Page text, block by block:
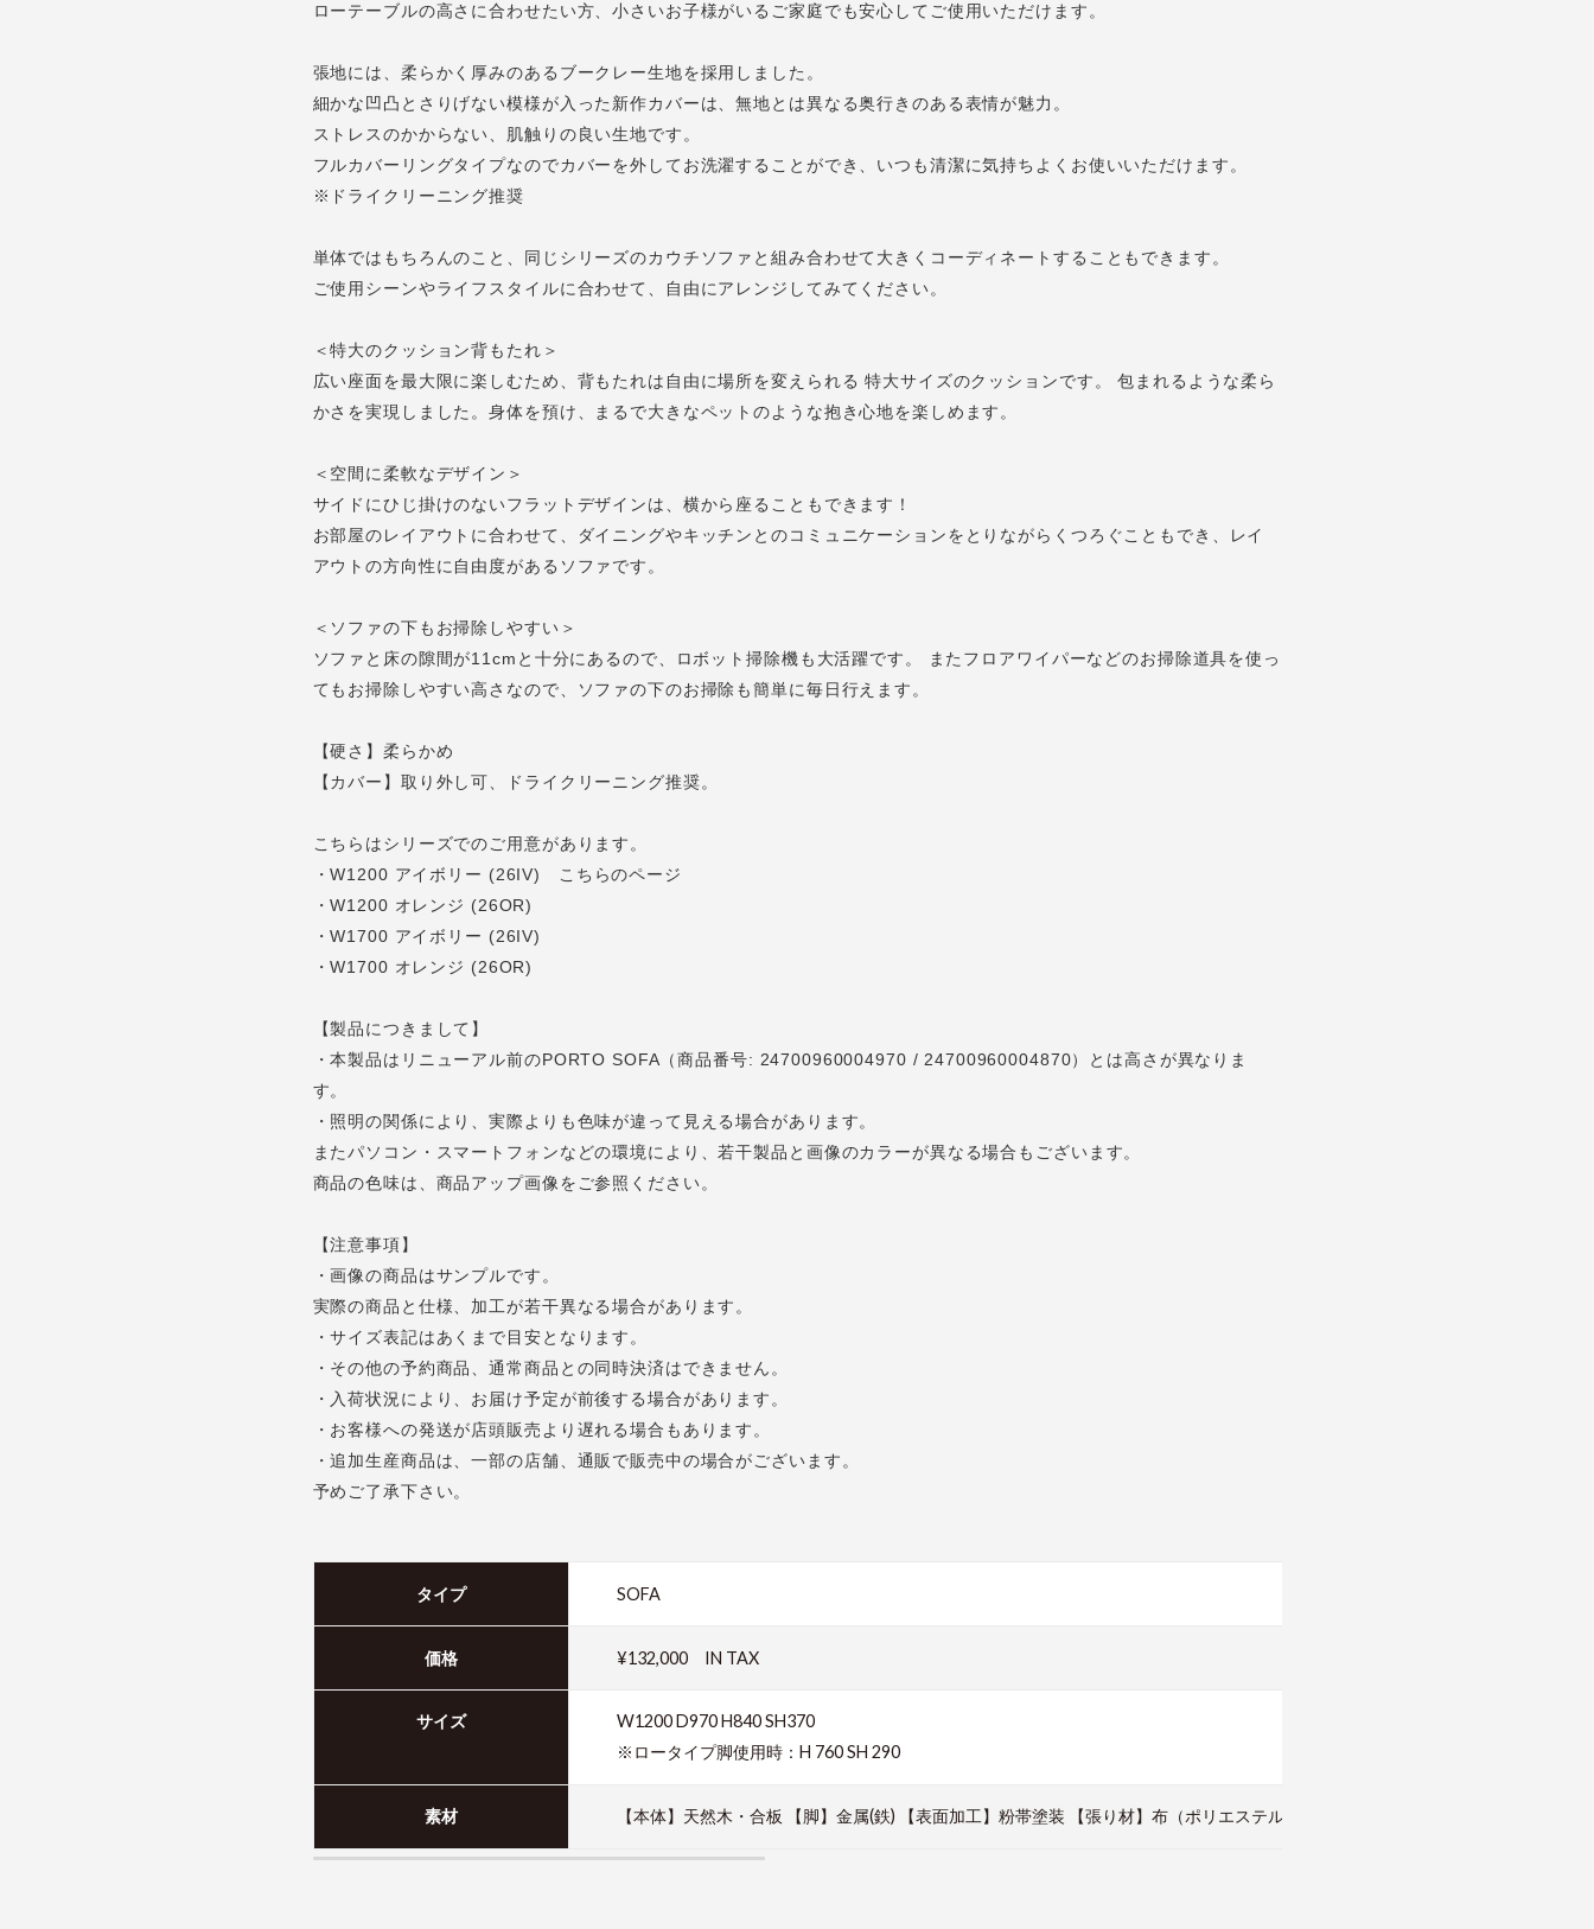
ローテーブルの高さに合わせたい方、小さいお子様がいるご家庭でも安心してご使用いただけます。
張地には、柔らかく厚みのあるブークレー生地を採用しました。
細かな凹凸とさりげない模様が入った新作カバーは、無地とは異なる奥行きのある表情が魅力。
ストレスのかからない、肌触りの良い生地です。
フルカバーリングタイプなのでカバーを外してお洗濯することができ、いつも清潔に気持ちよくお使いいただけます。
※ドライクリーニング推奨
単体ではもちろんのこと、同じシリーズのカウチソファと組み合わせて大きくコーディネートすることもできます。
ご使用シーンやライフスタイルに合わせて、自由にアレンジしてみてください。
＜特大のクッション背もたれ＞
広い座面を最大限に楽しむため、背もたれは自由に場所を変えられる 特大サイズのクッションです。 包まれるような柔ら
かさを実現しました。身体を預け、まるで大きなペットのような抱き心地を楽しめます。
＜空間に柔軟なデザイン＞
サイドにひじ掛けのないフラットデザインは、横から座ることもできます！
お部屋のレイアウトに合わせて、ダイニングやキッチンとのコミュニケーションをとりながらくつろぐこともでき、レイ
アウトの方向性に自由度があるソファです。
＜ソファの下もお掃除しやすい＞
ソファと床の隙間が11cmと十分にあるので、ロボット掃除機も大活躍です。 またフロアワイパーなどのお掃除道具を使っ
てもお掃除しやすい高さなので、ソファの下のお掃除も簡単に毎日行えます。
【硬さ】柔らかめ
【カバー】取り外し可、ドライクリーニング推奨。
こちらはシリーズでのご用意があります。
・W1200 アイボリー (26IV) こちらのページ
・W1200 オレンジ (26OR)
・W1700 アイボリー (26IV)
・W1700 オレンジ (26OR)
【製品につきまして】
・本製品はリニューアル前のPORTO SOFA（商品番号: 24700960004970 / 24700960004870）とは高さが異なりま
す。
・照明の関係により、実際よりも色味が違って見える場合があります。
またパソコン・スマートフォンなどの環境により、若干製品と画像のカラーが異なる場合もございます。
商品の色味は、商品アップ画像をご参照ください。
【注意事項】
・画像の商品はサンプルです。
実際の商品と仕様、加工が若干異なる場合があります。
・サイズ表記はあくまで目安となります。
・その他の予約商品、通常商品との同時決済はできません。
・入荷状況により、お届け予定が前後する場合があります。
・お客様への発送が店頭販売より遅れる場合もあります。
・追加生産商品は、一部の店舗、通販で販売中の場合がございます。
予めご了承下さい。
タイプ SOFA
価格 ¥132,000 IN TAX
サイズ
W1200 D970 H840 SH370
※ロータイプ脚使用時：H 760 SH 290
素材 【本体】天然木・合板 【脚】金属(鉄) 【表面加工】粉帯塗装 【張り材】布（ポリエステル52％・レーヨン20％・ウール18％・